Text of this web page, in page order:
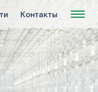
Контакты